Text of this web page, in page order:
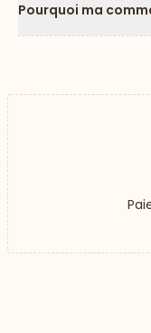
Pourquoi ma